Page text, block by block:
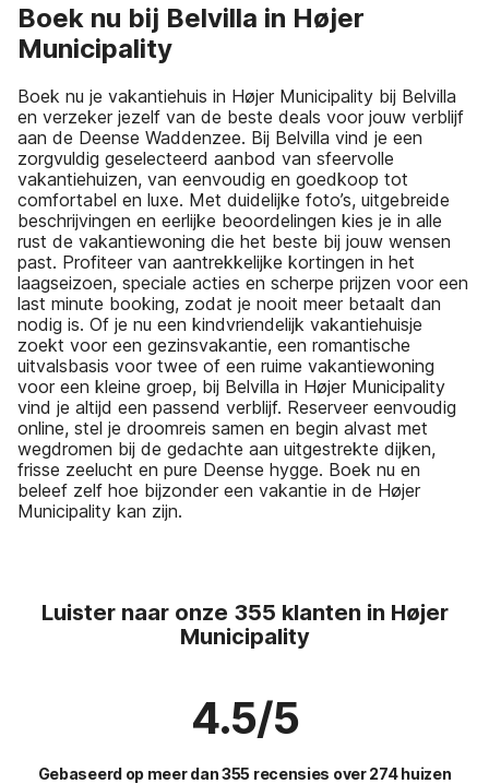
Boek nu bij Belvilla in Højer
Municipality
Boek nu je vakantiehuis in Højer Municipality bij Belvilla
en verzeker jezelf van de beste deals voor jouw verblijf
aan de Deense Waddenzee. Bij Belvilla vind je een
zorgvuldig geselecteerd aanbod van sfeervolle
vakantiehuizen, van eenvoudig en goedkoop tot
comfortabel en luxe. Met duidelijke foto’s, uitgebreide
beschrijvingen en eerlijke beoordelingen kies je in alle
rust de vakantiewoning die het beste bij jouw wensen
past. Profiteer van aantrekkelijke kortingen in het
laagseizoen, speciale acties en scherpe prijzen voor een
last minute booking, zodat je nooit meer betaalt dan
nodig is. Of je nu een kindvriendelijk vakantiehuisje
zoekt voor een gezinsvakantie, een romantische
uitvalsbasis voor twee of een ruime vakantiewoning
voor een kleine groep, bij Belvilla in Højer Municipality
vind je altijd een passend verblijf. Reserveer eenvoudig
online, stel je droomreis samen en begin alvast met
wegdromen bij de gedachte aan uitgestrekte dijken,
frisse zeelucht en pure Deense hygge. Boek nu en
beleef zelf hoe bijzonder een vakantie in de Højer
Municipality kan zijn.
Luister naar onze 355 klanten in Højer
Municipality
4.5/5
Gebaseerd op meer dan 355 recensies over 274 huizen